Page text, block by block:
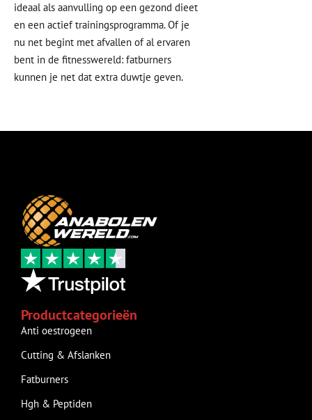
ideaal als aanvulling op een gezond dieet
en een actief trainingsprogramma. Of je
nu net begint met afvallen of al ervaren
bent in de fitnesswereld: fatburners
kunnen je net dat extra duwtje geven.
Productcategorieën
Anti oestrogeen
Cutting & Afslanken
Fatburners
Hgh & Peptiden